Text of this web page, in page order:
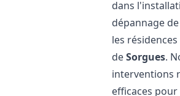
dans
dépannage
les
deSorgues.
interventions
efficaces